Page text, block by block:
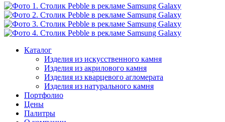
Каталог
Изделия из искусственного камня
Изделия из акрилового камня
Изделия из кварцевого агломерата
Изделия из натурального камня
Портфолио
Цены
Палитры